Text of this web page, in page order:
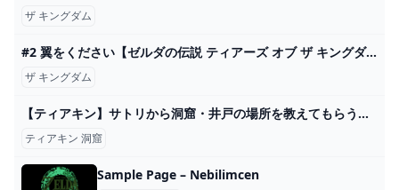
ザ キングダム
#2 翼をください【ゼルダの伝説 ティアーズ オブ ザ キングダム】 - YouTube
ザ キングダム
【ティアキン】サトリから洞窟・井戸の場所を教えてもらう方法 - ゼルダの伝説 ティアーズオブザキングダム 攻略Wiki ティアキン ： ヘイグ攻略まとめWiki
ティアキン 洞窟
Sample Page – Nebilimcen